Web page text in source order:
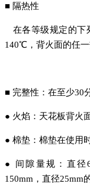
■ 隔热性
在各等级规定的下
140℃，背火面的任
■ 完整性：在至少30
● 火焰：天花板背火
● 棉垫：棉垫在使用
● 间隙量规：直径
150mm，直径25mm